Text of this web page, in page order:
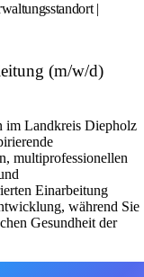
|
(m/w/d)
im Landkreis Diepholz
multiprofessionellen
Einarbeitung
während Sie
Gesundheit der